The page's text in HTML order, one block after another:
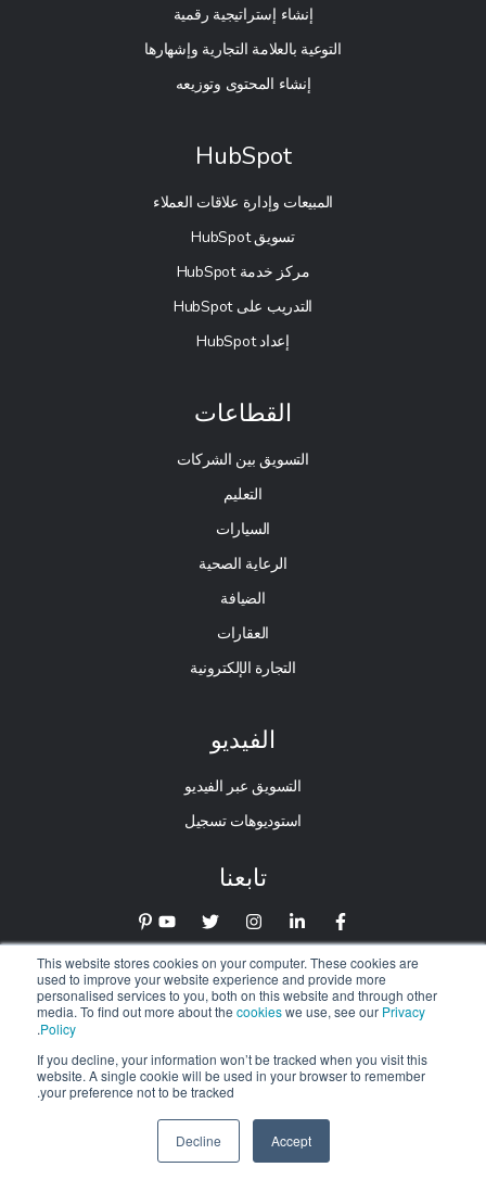
This website stores cookies on your computer. These cookies are
used to improve your website experience and provide more
personalised services to you, both on this website and through other
media. To find out more about the cookieswe use, see our Privacy
Policy
.
If you decline, your information won’t be tracked when you visit this
website. A single cookie will be used in your browser to remember
your preference not to be tracked.
Accept
Decline
+971 52 869 2447
إنشاء إستراتيجية رقمية
التوعية بالعلامة التجارية وإشهارها
إنشاء المحتوى وتوزيعه
HubSpot
المبيعات وإدارة علاقات العملاء
تسويق HubSpot
مركز خدمة HubSpot
التدريب على HubSpot
إعداد HubSpot
القطاعات
التسويق بين الشركات
التعليم
السيارات
الرعاية الصحية
الضيافة
العقارات
التجارة الإلكترونية
الفيديو
التسويق عبر الفيديو
استوديوهات تسجيل
تابعنا
تصميم مواقع الويب في دبيبواسطة
NEXA